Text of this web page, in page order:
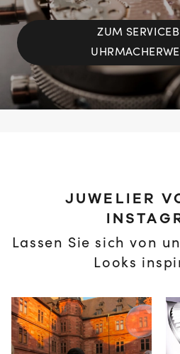
ZUM
JUWELIER
Lassen Sie sich von
Looks